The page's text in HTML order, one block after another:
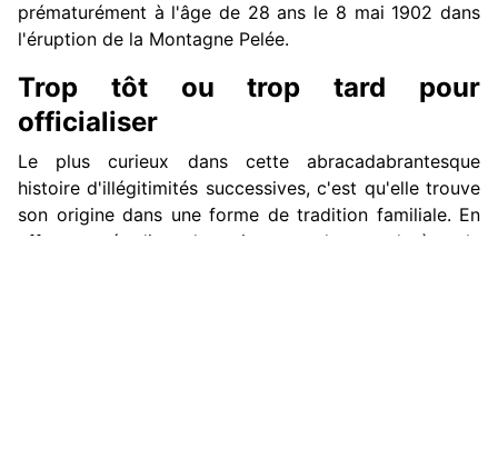
prématurément à l'âge de 28 ans le 8 mai 1902 dans
l'éruption de la Montagne Pelée.
Trop tôt ou trop tard pour
officialiser
Le plus curieux dans cette abracadabrantesque
histoire d'illégitimités successives, c'est qu'elle trouve
son origine dans une forme de tradition familiale. En
effet, en étudiant la naissance du grand-père, le